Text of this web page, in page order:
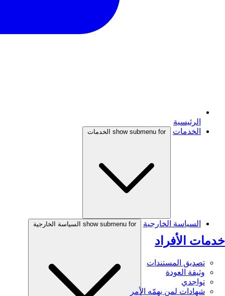
الرئيسية
الخدمات
show submenu for الخدمات
خدمات الأفراد
تصديق المستندات
وثيقة العودة
تواجدي
شهادات لمن يهمّه الأمر
السياسة الخارجية show submenu for السياسة الخارجية